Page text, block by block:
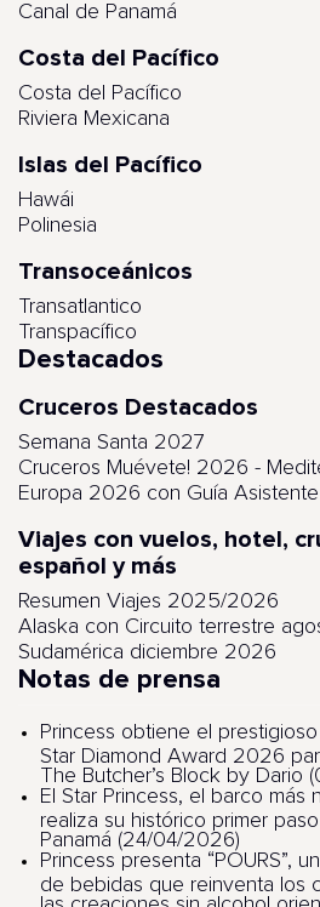
Canal de Panamá
Costa del Pacífico
Costa del Pacífico
Riviera Mexicana
Islas del Pacífico
Hawái
Polinesia
Transoceánicos
Transatlantico
Transpacífico
Destacados
Cruceros Destacados
Semana Santa 2027
Cruceros Muévete! 2026 -
Europa 2026 con Guía Asistente
Viajes con vuelos, hotel,
español y más
Resumen Viajes 2025/2026
Alaska con Circuito terrestre
Sudamérica diciembre 2026
Notas de prensa
Princess obtiene el
Star Diamond Award 2026
The Butcher’s Block by Dario
El Star Princess, el barco más
realiza su histórico primer
Panamá (24/04/2026)
Princess presenta “POURS”,
de bebidas que reinventa los